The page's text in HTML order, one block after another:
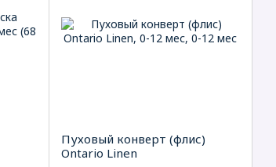
Пуховый конверт (флис)
Ontario Linen